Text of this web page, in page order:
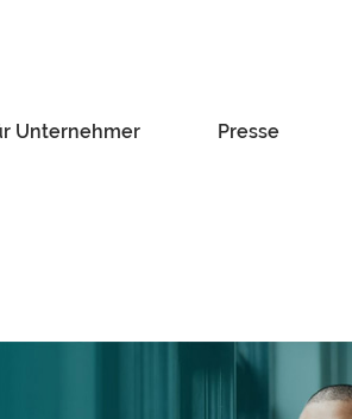
Unternehmer Presse